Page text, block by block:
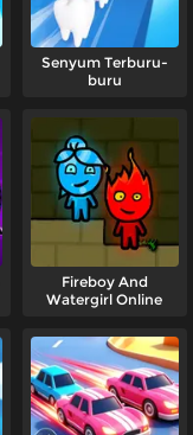
Senyum Terburu-
buru
Fireboy And
Watergirl Online